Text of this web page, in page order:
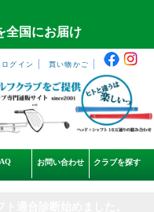
全国にお届け
ログイン 買い物かご
お問い合わせ クラブを探す